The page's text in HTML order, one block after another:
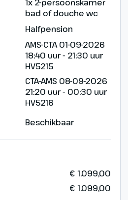
Alcantarakloof
1x 2-persoonskamer
bad of douche wc
Halfpension
AMS-CTA 01-09-2026
18:40 uur - 21:30 uur
HV5215
CTA-AMS 08-09-2026
21:20 uur - 00:30 uur
HV5216
Beschikbaar
€ 1.099,00
€ 1.099,00